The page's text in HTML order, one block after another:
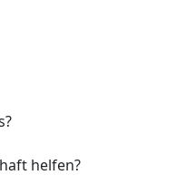
helfen?